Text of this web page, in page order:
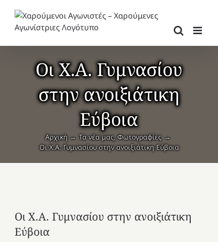
περιεχόμενο
Οι Χ.Α. Γυμνασίου
στην ανοιξιάτικη
Εύβοια
Αρχική Τα νέα μας Φωτογραφίες
Οι Χ.Α. Γυμνασίου στην ανοιξιάτικη Εύβοια
Οι Χ.Α. Γυμνασίου στην ανοιξιάτικη
Εύβοια